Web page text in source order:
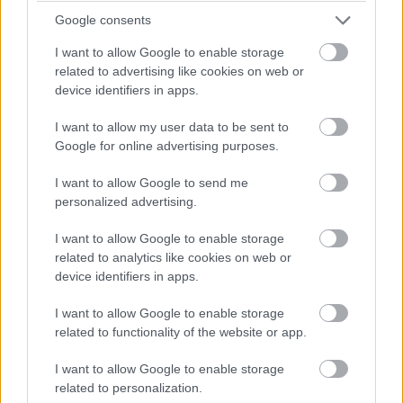
Google consents
I want to allow Google to enable storage
related to advertising like cookies on web or
device identifiers in apps.
I want to allow my user data to be sent to
Google for online advertising purposes.
I want to allow Google to send me
personalized advertising.
I want to allow Google to enable storage
related to analytics like cookies on web or
device identifiers in apps.
I want to allow Google to enable storage
related to functionality of the website or app.
I want to allow Google to enable storage
related to personalization.
egy külön vállalatba, amely Fellowship Entertainment
néven működik majd tovább. Az új céghez kerül többek
között A Gyűrűk Ura, A Hobbit, a Tomb Raider, a
Kingdom Come: Deliverance és számos más jelentős IP
tőzsdére a Nasdaq Stockholm piacán, méghozzá
tudatos időzítéssel, mert az Embracer szerint abban az
évben különösen erős tartalmi felhozatal érkezik ezekből
a franchise-okból.
A tervek között szerepel például a Prime Video új
Raider-sorozata Sophie Turner főszereplésével, amelyet
2027 elejére várnak, ha minden terv szerint alakul, két
Legacy of Atlantisés a Tomb Raider: Catalyst képében.
Az előbbi még idén megjelenik, az utóbbi jövőre követi.